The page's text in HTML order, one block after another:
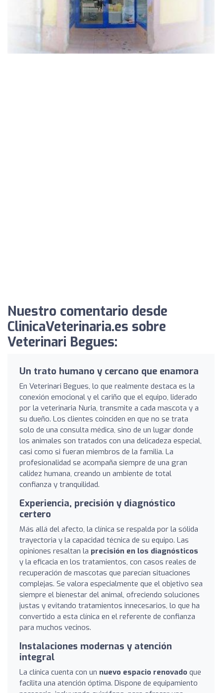
Nuestro comentario desde
ClinicaVeterinaria.es sobre
Veterinari Begues:
Un trato humano y cercano que enamora
En Veterinari Begues, lo que realmente destaca es la
conexión emocional y el cariño que el equipo, liderado
por la veterinaria Nuria, transmite a cada mascota y a
su dueño. Los clientes coinciden en que no se trata
solo de una consulta médica, sino de un lugar donde
los animales son tratados con una delicadeza especial,
casi como si fueran miembros de la familia. La
profesionalidad se acompaña siempre de una gran
calidez humana, creando un ambiente de total
confianza y tranquilidad.
Experiencia, precisión y diagnóstico
certero
Más allá del afecto, la clínica se respalda por la sólida
trayectoria y la capacidad técnica de su equipo. Las
opiniones resaltan la precisión en los diagnósticos
y la eficacia en los tratamientos, con casos reales de
recuperación de mascotas que parecían situaciones
complejas. Se valora especialmente que el objetivo sea
siempre el bienestar del animal, ofreciendo soluciones
justas y evitando tratamientos innecesarios, lo que ha
convertido a esta clínica en el referente de confianza
para muchos vecinos.
Instalaciones modernas y atención
integral
La clínica cuenta con un nuevo espacio renovado que
facilita una atención óptima. Dispone de equipamiento